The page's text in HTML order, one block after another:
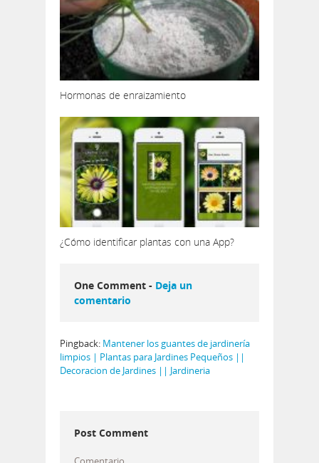
Hormonas de enraizamiento
¿Cómo identificar plantas con una App?
One Comment - Deja un
comentario
Pingback: Mantener los guantes de jardinería
limpios | Plantas para Jardines Pequeños ||
Decoracion de Jardines || Jardineria
Post Comment